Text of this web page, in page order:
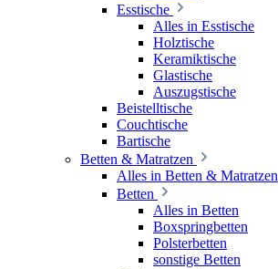
Esstische
Alles in Esstische
Holztische
Keramiktische
Glastische
Auszugstische
Beistelltische
Couchtische
Bartische
Betten & Matratzen
Alles in Betten & Matratzen
Betten
Alles in Betten
Boxspringbetten
Polsterbetten
sonstige Betten